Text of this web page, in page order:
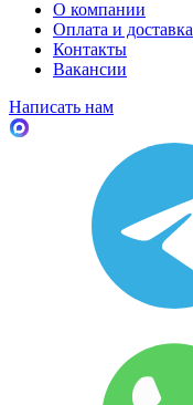
О компании
Оплата и доставка
Контакты
Вакансии
Написать нам